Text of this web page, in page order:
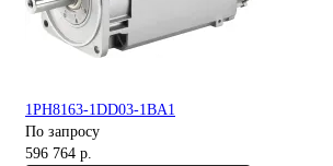
1PH8163-1DD03-1BA1
По запросу
596 764 р.